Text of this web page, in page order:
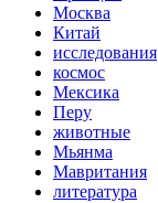
Москва
Китай
исследования
космос
Мексика
Перу
животные
Мьянма
Мавритания
литература